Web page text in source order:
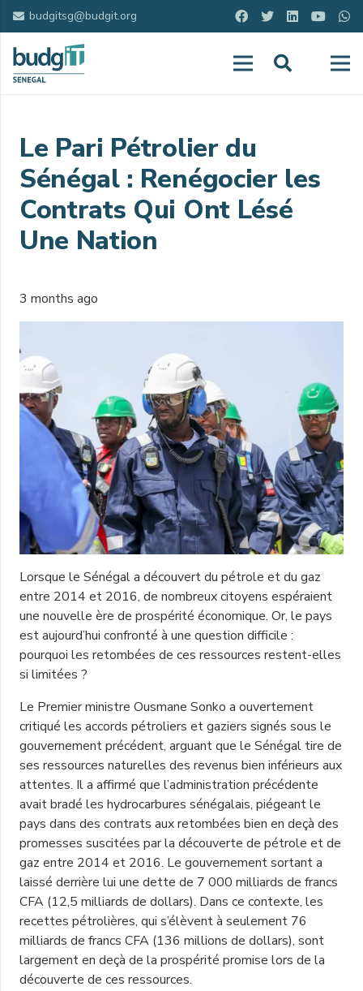
budgitsg@budgit.org
Le Pari Pétrolier du
Sénégal : Renégocier les
Contrats Qui Ont Lésé
Une Nation
3 months ago
Lorsque le Sénégal a découvert du pétrole et du gaz
entre 2014 et 2016, de nombreux citoyens espéraient
une nouvelle ère de prospérité économique. Or, le pays
est aujourd’hui confronté à une question difficile :
pourquoi les retombées de ces ressources restent-elles
si limitées ?
Le Premier ministre Ousmane Sonko a ouvertement
critiqué les accords pétroliers et gaziers signés sous le
gouvernement précédent, arguant que le Sénégal tire de
ses ressources naturelles des revenus bien inférieurs aux
attentes. Il a affirmé que l’administration précédente
avait bradé les hydrocarbures sénégalais, piégeant le
pays dans des contrats aux retombées bien en deçà des
promesses suscitées par la découverte de pétrole et de
gaz entre 2014 et 2016. Le gouvernement sortant a
laissé derrière lui une dette de 7 000 milliards de francs
CFA (12,5 milliards de dollars). Dans ce contexte, les
recettes pétrolières, qui s’élèvent à seulement 76
milliards de francs CFA (136 millions de dollars), sont
largement en deçà de la prospérité promise lors de la
découverte de ces ressources.